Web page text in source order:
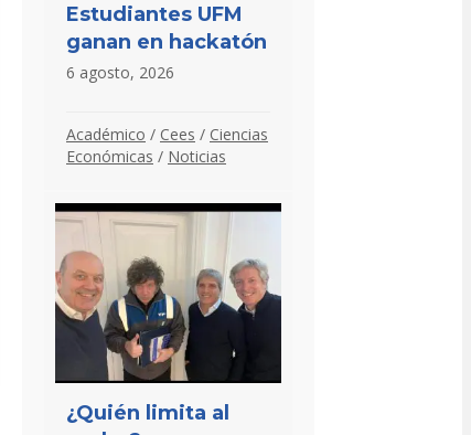
Estudiantes UFM
ganan en hackatón
6 agosto, 2026
Académico / Cees / Ciencias
Económicas / Noticias
¿Quién limita al